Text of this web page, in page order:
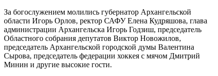
За богослужением молились губернатор Архангельской
области Игорь Орлов, ректор САФУ Елена Кудряшова, глава
администрации Архангельска Игорь Годзиш, председатель
Областного собрания депутатов Виктор Новожилов,
председатель Архангельской городской думы Валентина
Сырова, председатель федерации хоккея с мячом Дмитрий
Минин и другие высокие гости.